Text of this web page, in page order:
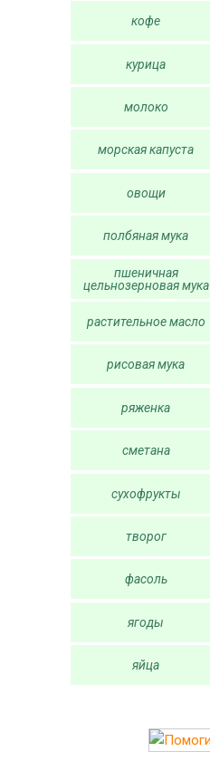
кофе
курица
молоко
морская капуста
овощи
полбяная мука
пшеничная
цельнозерновая мука
растительное масло
рисовая мука
ряженка
сметана
сухофрукты
творог
фасоль
ягоды
яйца